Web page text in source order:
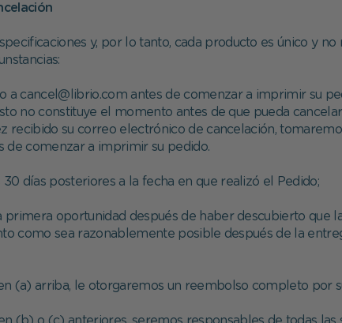
y, por lo tanto, cada producto es único y
a cancel@librio.com antes de comenzar a imprimir su
no constituye el momento antes de que pueda
recibido su correo electrónico de cancelación,
de comenzar a imprimir su pedido.
días posteriores a la fecha en que realizó el Pedido;
oportunidad después de haber descubierto que
como sea razonablemente posible después de la
(a) arriba, le otorgaremos un reembolso completo por